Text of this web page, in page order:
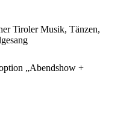
Tiroler Musik, Tänzen,
„Abendshow +